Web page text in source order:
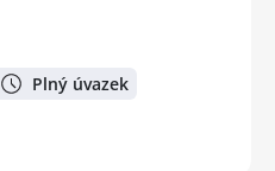
Plný úvazek